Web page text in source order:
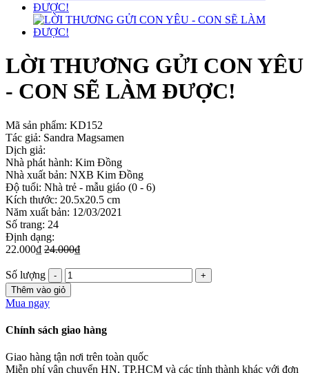
LỜI THƯƠNG GỬI CON YÊU
- CON SẼ LÀM ĐƯỢC!
Mã sản phẩm: KD152
Tác giả: Sandra Magsamen
Dịch giả:
Nhà phát hành: Kim Đồng
Nhà xuất bản: NXB Kim Đồng
Độ tuổi: Nhà trẻ - mẫu giáo (0 - 6)
Kích thước: 20.5x20.5 cm
Năm xuất bản: 12/03/2021
Số trang: 24
Định dạng:
22.000₫ 24.000₫
Số lượng
Thêm vào giỏ
Mua ngay
Chính sách giao hàng
Giao hàng tận nơi trên toàn quốc
Miễn phí vận chuyển HN, TP.HCM và các tỉnh thành khác với đơn